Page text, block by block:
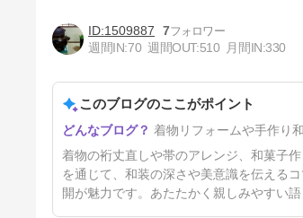
上方歌舞伎会お知らせ
4日前
1509887
7
週間IN:70 週間OUT:510 月間IN:330
このブログのここがポイント
着物リフォームや手作り
着物の裄丈直しや帯のアレンジ、和菓子
を通じて、和装の深さや美意識を伝える
開が魅力です。あたたかく親しみやすい